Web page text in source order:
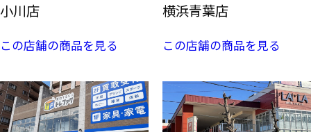
小川店
この店舗の商品を見る
横浜青葉店
この店舗の商品を見る